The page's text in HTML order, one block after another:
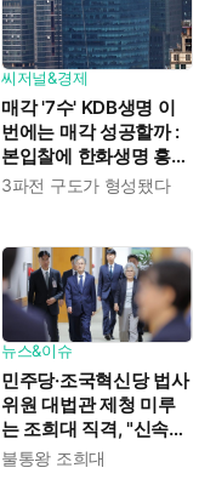
씨저널&경제
매각 '7수' KDB생명 이
번에는 매각 성공할까 :
본입찰에 한화생명 흥국
생명 한국금융지주가 최
3파전 구도가 형성됐다
뉴스&이슈
민주당·조국혁신당 법사
위원 대법관 제청 미루
는 조희대 직격, "신속한
재판 약속도 저버려"
불통왕 조희대